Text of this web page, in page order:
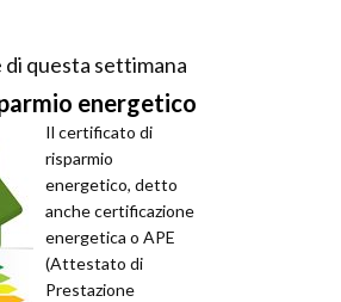
questa settimana
energetico
Il certificato di
risparmio
energetico, detto
anche certificazione
energetica o APE
(Attestato di
Prestazione